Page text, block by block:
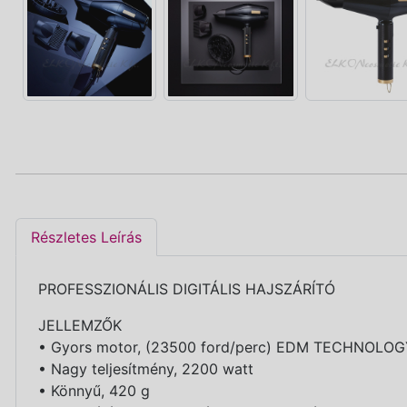
Részletes Leírás
PROFESSZIONÁLIS DIGITÁLIS HAJSZÁRÍTÓ
JELLEMZŐK
• Gyors motor, (23500 ford/perc) EDM
• Nagy teljesítmény, 2200 watt
• Könnyű, 420 g